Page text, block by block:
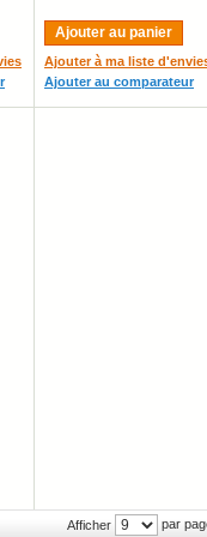
Ajouter au panier
Ajouter à ma liste
Ajouter au comparateur
Afficher par